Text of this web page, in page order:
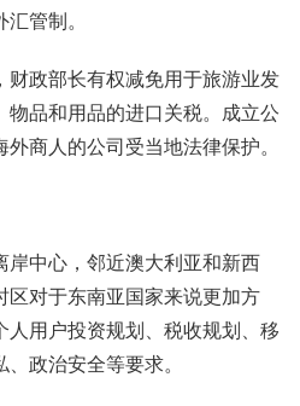
管制。
财政部长有权减免用于旅游业发
物品和用品的进口关税。成立公
商人的公司受当地法律保护。
岸中心，邻近澳大利亚和新西
区对于东南亚国家来说更加方
人用户投资规划、税收规划、移
政治安全等要求。